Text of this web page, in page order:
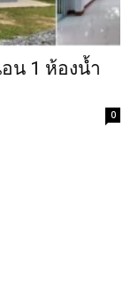
น 1 ห้องน้ำ
0